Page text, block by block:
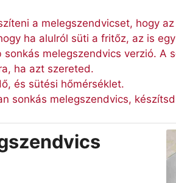
a melegszendvicset, hogy
ha alulról süti a fritőz, az is
sonkás melegszendvics verzió. A
ha azt szereted.
és sütési hőmérséklet.
sonkás melegszendvics,